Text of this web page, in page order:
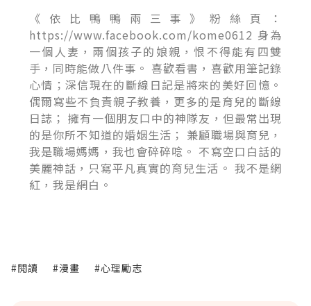
《依比鴨鴨兩三事》粉絲頁：
https://www.facebook.com/kome0612 身為
一個人妻，兩個孩子的娘親，恨不得能有四雙
手，同時能做八件事。 喜歡看書，喜歡用筆記錄
心情；深信現在的斷線日記是將來的美好回憶。
偶爾寫些不負責親子教養，更多的是育兒的斷線
日誌； 擁有一個朋友口中的神隊友，但最常出現
的是你所不知道的婚姻生活； 兼顧職場與育兒，
我是職場媽媽，我也會碎碎唸。 不寫空口白話的
美麗神話，只寫平凡真實的育兒生活。 我不是網
紅，我是網白。
#閱讀 #漫畫 #心理勵志